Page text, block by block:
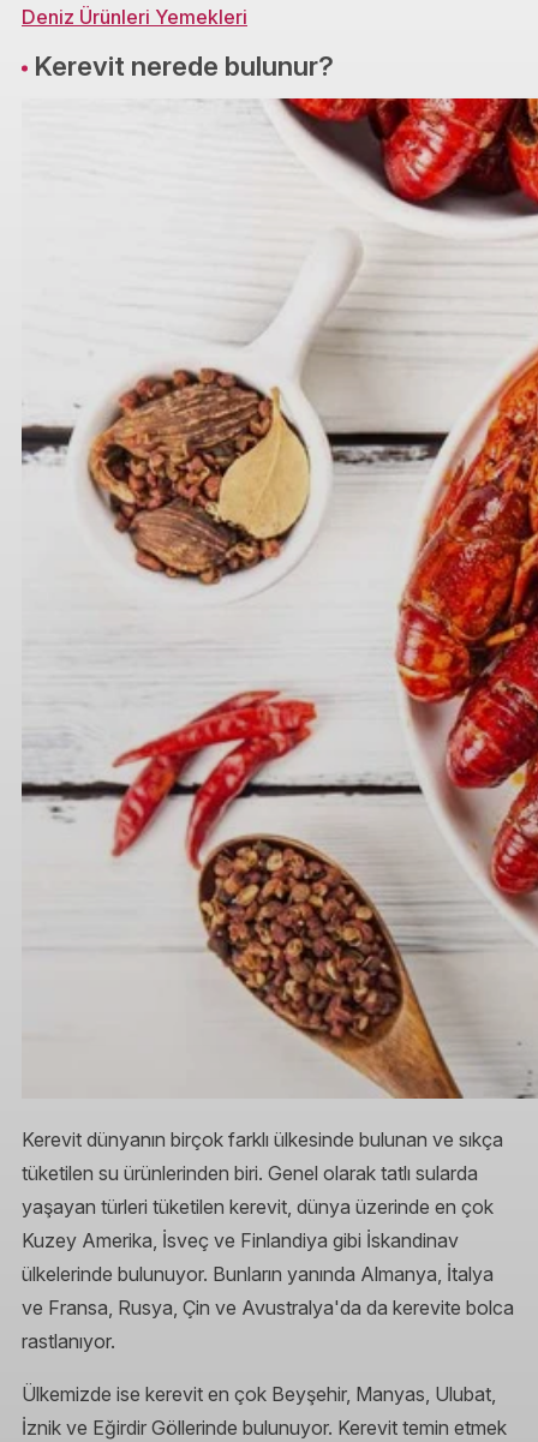
Deniz Ürünleri Yemekleri
Kerevit nerede bulunur?
Kerevit dünyanın birçok farklı ülkesinde bulunan ve sıkça
tüketilen su ürünlerinden biri. Genel olarak tatlı sularda
yaşayan türleri tüketilen kerevit, dünya üzerinde en çok
Kuzey Amerika, İsveç ve Finlandiya gibi İskandinav
ülkelerinde bulunuyor. Bunların yanında Almanya, İtalya
ve Fransa, Rusya, Çin ve Avustralya'da da kerevite bolca
rastlanıyor.
Ülkemizde ise kerevit en çok Beyşehir, Manyas, Ulubat,
İznik ve Eğirdir Göllerinde bulunuyor. Kerevit temin etmek